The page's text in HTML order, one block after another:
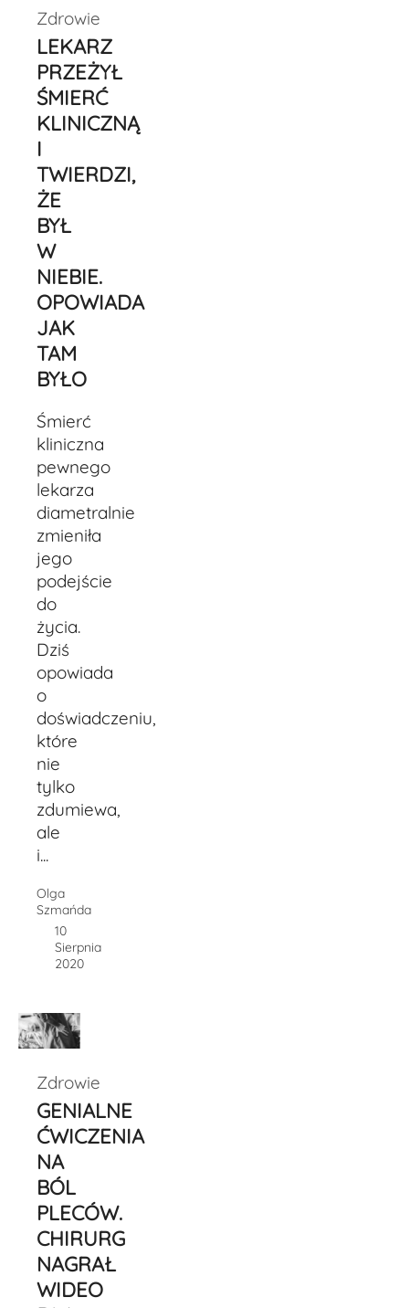
Zdrowie
LEKARZ
PRZEŻYŁ
ŚMIERĆ
KLINICZNĄ
I
TWIERDZI,
ŻE
BYŁ
W
NIEBIE.
OPOWIADA
JAK
TAM
BYŁO
Śmierć
kliniczna
pewnego
lekarza
diametralnie
zmieniła
jego
podejście
do
życia.
Dziś
opowiada
o
doświadczeniu,
które
nie
tylko
zdumiewa,
ale
i...
Olga
Szmańda
10
Sierpnia
2020
Zdrowie
GENIALNE
ĆWICZENIA
NA
BÓL
PLECÓW.
CHIRURG
NAGRAŁ
WIDEO